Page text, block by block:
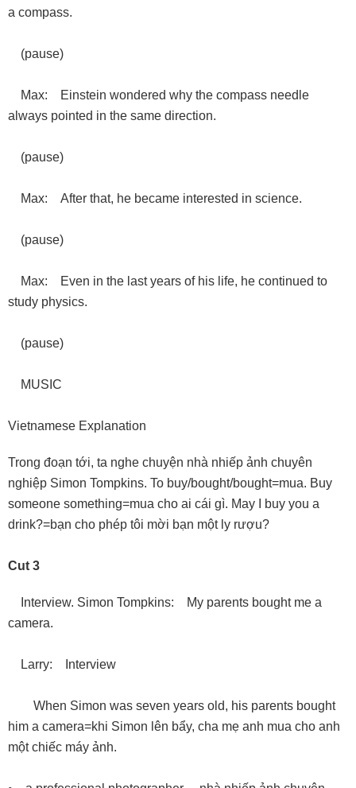
a compass.
(pause)
Max: Einstein wondered why the compass needle
always pointed in the same direction.
(pause)
Max: After that, he became interested in science.
(pause)
Max: Even in the last years of his life, he continued to
study physics.
(pause)
MUSIC
Vietnamese Explanation
Trong đoạn tới, ta nghe chuyện nhà nhiếp ảnh chuyên
nghiệp Simon Tompkins. To buy/bought/bought=mua. Buy
someone something=mua cho ai cái gì. May I buy you a
drink?=bạn cho phép tôi mời bạn một ly rượu?
Cut 3
Interview. Simon Tompkins: My parents bought me a
camera.
Larry: Interview
When Simon was seven years old, his parents bought
him a camera=khi Simon lên bẩy, cha mẹ anh mua cho anh
một chiếc máy ảnh.